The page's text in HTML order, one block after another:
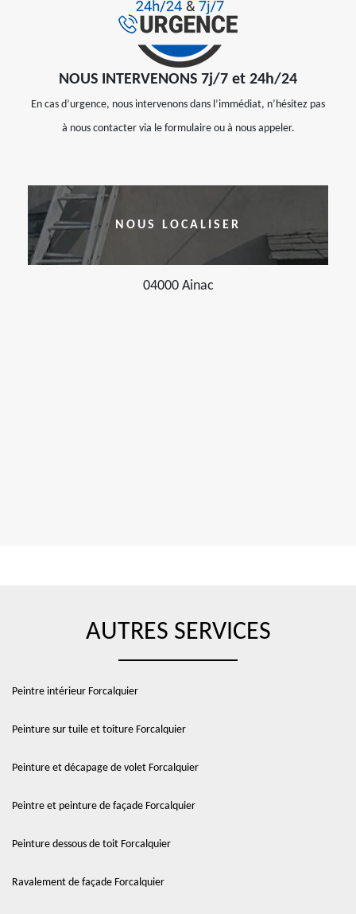
NOUS INTERVENONS 7j/7 et 24h/24
En cas d’urgence, nous intervenons dans l’immédiat, n’hésitez pas
à nous contacter via le formulaire ou à nous appeler.
NOUS LOCALISER
04000 Ainac
AUTRES SERVICES
Peintre intérieur Forcalquier
Peinture sur tuile et toiture Forcalquier
Peinture et décapage de volet Forcalquier
Peintre et peinture de façade Forcalquier
Peinture dessous de toit Forcalquier
Ravalement de façade Forcalquier